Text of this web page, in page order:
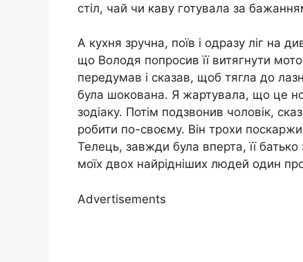
стіл, чай чи каву готувала за
А кухня зручна, поїв і одразу ліг на
що Володя попросив її витягнути
передумав і сказав, щоб тягла до
була шокована. Я жартувала, що це
зодіаку. Потім подзвонив чоловік,
робити по-своєму. Він трохи
Телець, завжди була вперта, її
моїх двох найрідніших людей один
Advertisements